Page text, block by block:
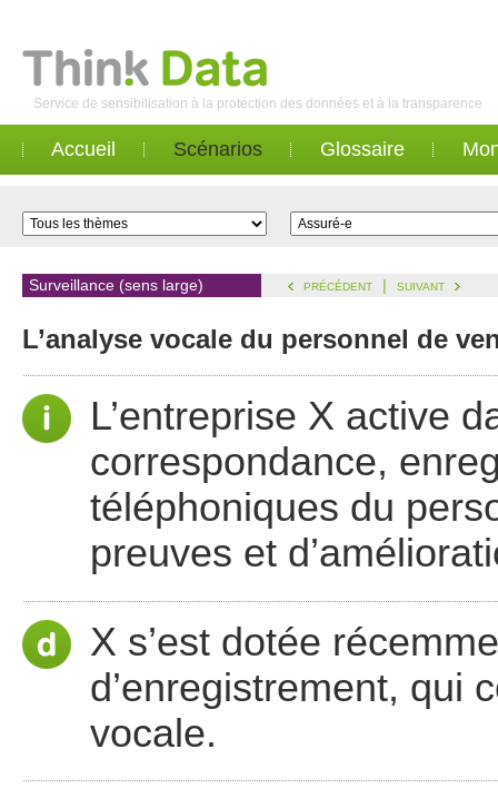
Service de sensibilisation à la protection des données et à la transparence
Accueil Scénarios Glossaire
Surveillance (sens large) PRÉCÉDENT | SUIVANT
L’analyse vocale du personnel de
L’entreprise X active
correspondance,
téléphoniques du
preuves et
X s’est dotée
d’enregistrement, qui
vocale.